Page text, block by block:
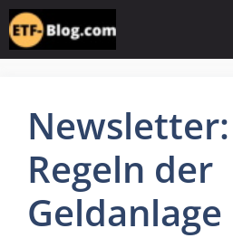
Zum
Inhalt
springen
Regeln der
Geldanlage